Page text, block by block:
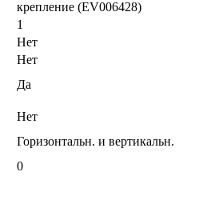
крепление (EV006428)
1
Нет
Нет
Да
Нет
Горизонтальн. и вертикальн.
0